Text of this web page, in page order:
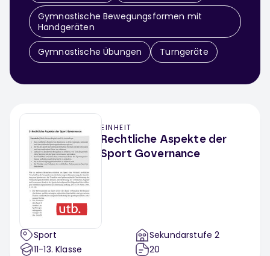
Gymnastische Bewegungsformen mit
Handgeräten
Gymnastische Übungen Turngeräte
EINHEIT
Rechtliche Aspekte der
Sport Governance
Sport
11-13. Klasse
Sekundarstufe 2
20